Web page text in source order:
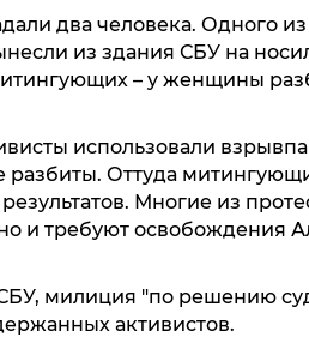
два человека. Одного
из здания СБУ на
– у женщины
использовали
разбиты. Оттуда
Многие из
и требуют освобождения
СБУ, милиция "по решению
активистов.